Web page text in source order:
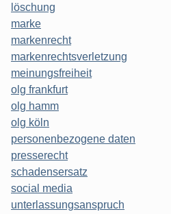
löschung
marke
markenrecht
markenrechtsverletzung
meinungsfreiheit
olg frankfurt
olg hamm
olg köln
personenbezogene daten
presserecht
schadensersatz
social media
unterlassungsanspruch